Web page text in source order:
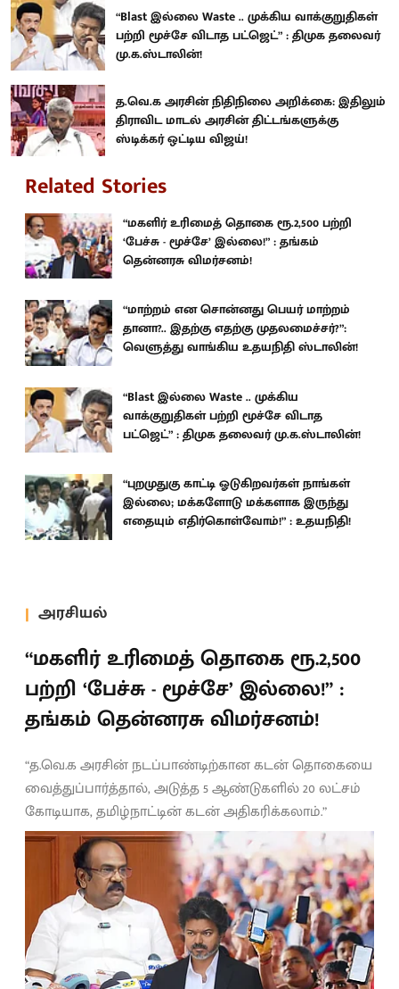
“Blast இல்லை Waste .. முக்கிய வாக்குறுதிகள்
பற்றி மூச்சே விடாத பட்ஜெட்” : திமுக தலைவர்
மு.க.ஸ்டாலின்!
த.வெ.க அரசின் நிதிநிலை அறிக்கை: இதிலும்
திராவிட மாடல் அரசின் திட்டங்களுக்கு
ஸ்டிக்கர் ஒட்டிய விஜய்!
Related Stories
“மகளிர் உரிமைத் தொகை ரூ.2,500 பற்றி
‘பேச்சு - மூச்சே’ இல்லை!” : தங்கம்
தென்னரசு விமர்சனம்!
“மாற்றம் என சொன்னது பெயர் மாற்றம்
தானா?.. இதற்கு எதற்கு முதலமைச்சர்?”:
வெளுத்து வாங்கிய உதயநிதி ஸ்டாலின்!
“Blast இல்லை Waste .. முக்கிய
வாக்குறுதிகள் பற்றி மூச்சே விடாத
பட்ஜெட்” : திமுக தலைவர் மு.க.ஸ்டாலின்!
“புறமுதுகு காட்டி ஓடுகிறவர்கள் நாங்கள்
இல்லை; மக்களோடு மக்களாக இருந்து
எதையும் எதிர்கொள்வோம்!” : உதயநிதி!
அரசியல்
“மகளிர் உரிமைத் தொகை ரூ.2,500
பற்றி ‘பேச்சு - மூச்சே’ இல்லை!” :
தங்கம் தென்னரசு விமர்சனம்!
“த.வெ.க அரசின் நடப்பாண்டிற்கான கடன் தொகையை
வைத்துப்பார்த்தால், அடுத்த 5 ஆண்டுகளில் 20 லட்சம்
கோடியாக, தமிழ்நாட்டின் கடன் அதிகரிக்கலாம்.”